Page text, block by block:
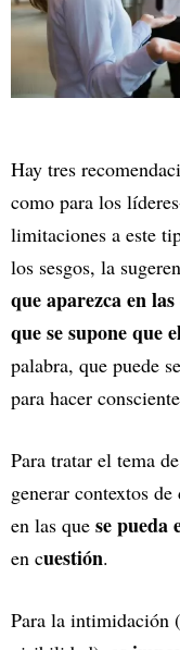
Hay tres
como para los
limitaciones a este
los sesgos, la
que aparezca en
que se supone que
palabra, que puede
para hacer
Para tratar el tema
generar contextos
en las que se pueda
en cuestión.
Para la intimidación